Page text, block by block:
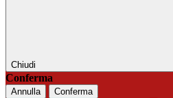
Chiudi
Conferma
Annulla Conferma